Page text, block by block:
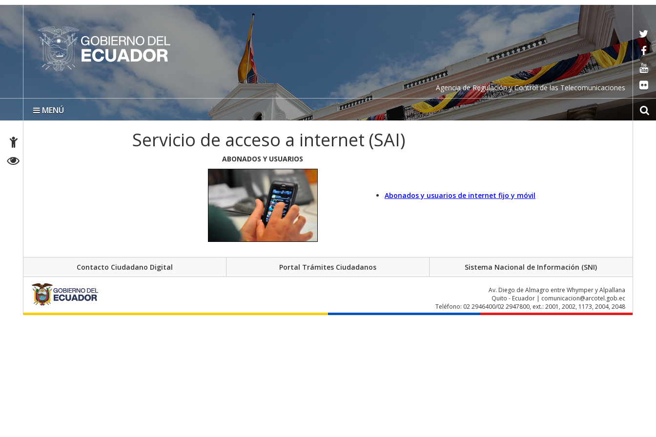
Agencia de Regulación y Control de las Telecomunicaciones
MENÚ
Servicio de acceso a internet (SAI)
ABONADOS Y USUARIOS
Abonados y usuarios de internet fijo y móvil
Contacto Ciudadano Digital Portal Trámites Ciudadanos Sistema Nacional de Información (SNI)
Av. Diego de Almagro entre Whymper y Alpallana
Quito - Ecuador | comunicacion@arcotel.gob.ec
Teléfono: 02 2946400/02 2947800, ext.: 2001, 2002, 1173, 2004, 2048